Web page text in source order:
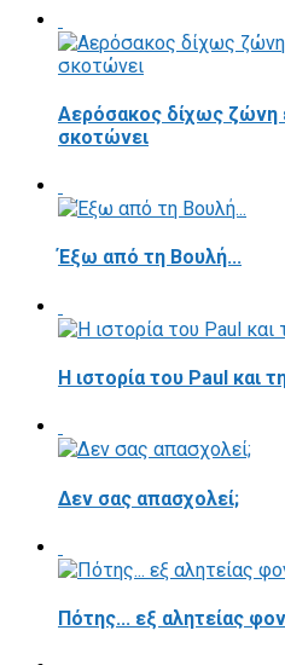
Αερόσακος δίχως ζώνη
σκοτώνει
Έξω από τη Βουλή...
Η ιστορία του Paul και
Δεν σας απασχολεί;
Πότης... εξ αλητείας